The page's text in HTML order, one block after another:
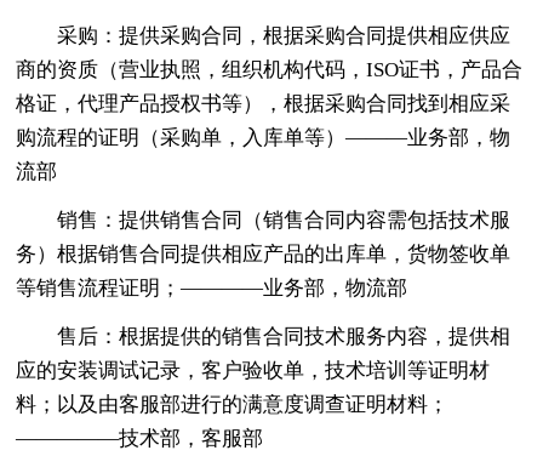
采购：提供采购合同，根据采购合同提供相应供应
商的资质（营业执照，组织机构代码，ISO证书，产品合
格证，代理产品授权书等），根据采购合同找到相应采
购流程的证明（采购单，入库单等）———业务部，物
流部
销售：提供销售合同（销售合同内容需包括技术服
务）根据销售合同提供相应产品的出库单，货物签收单
等销售流程证明；————业务部，物流部
售后：根据提供的销售合同技术服务内容，提供相
应的安装调试记录，客户验收单，技术培训等证明材
料；以及由客服部进行的满意度调查证明材料；
—————技术部，客服部